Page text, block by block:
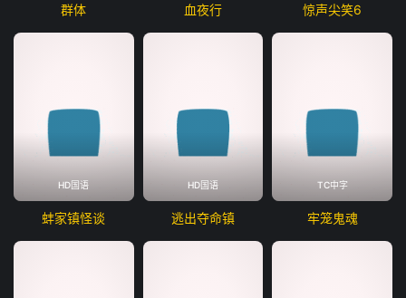
群体 血夜行 惊声尖笑6
HD国语
蚌家镇怪谈
HD国语
逃出夺命镇
TC中字
牢笼鬼魂